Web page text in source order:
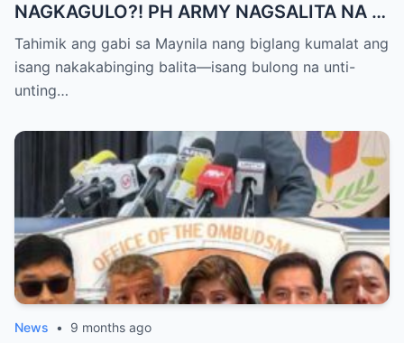
NAGKAGULO?! PH ARMY NAGSALITA NA —
BOTO LAHAT KAY VP SARA BILANG NEXT
PRESIDENT?
Tahimik ang gabi sa Maynila nang biglang kumalat ang
isang nakakabinging balita—isang bulong na unti-
unting…
News • 9 months ago